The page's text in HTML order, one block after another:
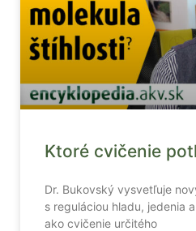
Ktoré cvičenie
Dr. Bukovský vysvetľuje
s reguláciou hladu, jedenia
ako cvičenie určitého